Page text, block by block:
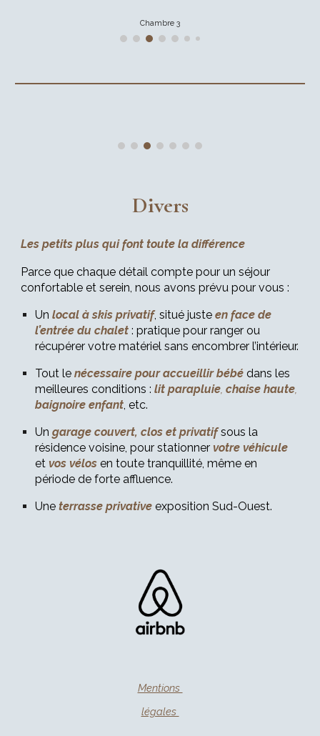
Chambre 3
Divers
Les petits plus qui font toute la différence
Parce que chaque détail compte pour un séjour
confortable et serein, nous avons prévu pour vous :
Unlocal à skis privatif, situé justeen face de
l’entrée du chalet : pratique pour ranger ou
récupérer votre matériel sans encombrer l’intérieur.
Tout lenécessaire pour accueillir bébé dans les
meilleures conditions :lit parapluie,chaise haute,
baignoire enfant, etc.
Ungarage couvert, clos et privatifsous la
résidence voisine, pour stationnervotre véhicule
etvos vélos en toute tranquillité, même en
période de forte affluence.
Uneterrasse privative exposition Sud-Ouest.
Mentions
légales